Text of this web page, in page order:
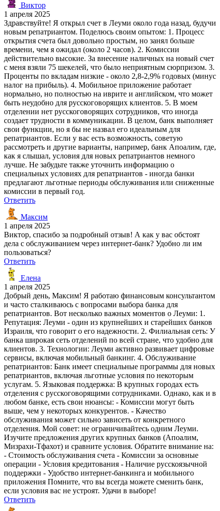
Виктор
1 апреля 2025
Здравствуйте! Я открыл счет в Леуми около года назад, будучи
новым репатриантом. Поделюсь своим опытом: 1. Процесс
открытия счета был довольно простым, но занял больше
времени, чем я ожидал (около 2 часов). 2. Комиссии
действительно высокие. За внесение наличных на новый счет
с меня взяли 75 шекелей, что было неприятным сюрпризом. 3.
Проценты по вкладам низкие - около 2,8-2,9% годовых (минус
налог на прибыль). 4. Мобильное приложение работает
нормально, но полностью на иврите и английском, что может
быть неудобно для русскоговорящих клиентов. 5. В моем
отделении нет русскоговорящих сотрудников, что иногда
создает трудности в коммуникации. В целом, банк выполняет
свои функции, но я бы не назвал его идеальным для
репатриантов. Если у вас есть возможность, советую
рассмотреть и другие варианты, например, банк Апоалим, где,
как я слышал, условия для новых репатриантов немного
лучше. Не забудьте также уточнить информацию о
специальных условиях для репатриантов - иногда банки
предлагают льготные периоды обслуживания или сниженные
комиссии в первый год.
Ответить
Максим
1 апреля 2025
Виктор, спасибо за подробный отзыв! А как у вас обстоят
дела с обслуживанием через интернет-банк? Удобно ли им
пользоваться?
Ответить
Елена
1 апреля 2025
Добрый день, Максим! Я работаю финансовым консультантом
и часто сталкиваюсь с вопросами выбора банка для
репатриантов. Вот несколько важных моментов о Леуми: 1.
Репутация: Леуми - один из крупнейших и старейших банков
Израиля, что говорит о его надежности. 2. Филиальная сеть: У
банка широкая сеть отделений по всей стране, что удобно для
клиентов. 3. Технологии: Леуми активно развивает цифровые
сервисы, включая мобильный банкинг. 4. Обслуживание
репатриантов: Банк имеет специальные программы для новых
репатриантов, включая льготные условия по некоторым
услугам. 5. Языковая поддержка: В крупных городах есть
отделения с русскоговорящими сотрудниками. Однако, как и в
любом банке, есть свои нюансы: - Комиссии могут быть
выше, чем у некоторых конкурентов. - Качество
обслуживания может сильно зависеть от конкретного
отделения. Мой совет: не ограничивайтесь одним Леуми.
Изучите предложения других крупных банков (Апоалим,
Мизрахи-Тфахот) и сравните условия. Обратите внимание на:
- Стоимость обслуживания счета - Комиссии за основные
операции - Условия кредитования - Наличие русскоязычной
поддержки - Удобство интернет-банкинга и мобильного
приложения Помните, что вы всегда можете сменить банк,
если условия вас не устроят. Удачи в выборе!
Ответить